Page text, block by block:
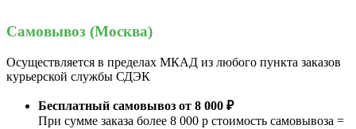
Самовывоз (Москва)
Осуществляется в пределах МКАД из любого пункта заказов
курьерской службы СДЭК
Бесплатный самовывоз от 8 000 ₽
При сумме заказа более 8 000 р стоимость самовывоза =